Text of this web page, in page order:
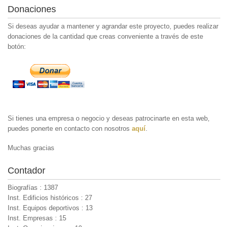
Donaciones
Si deseas ayudar a mantener y agrandar este proyecto, puedes realizar
donaciones de la cantidad que creas conveniente a través de este
botón:
Si tienes una empresa o negocio y deseas patrocinarte en esta web,
puedes ponerte en contacto con nosotros aquí
Muchas gracias
Contador
Biografías : 1387
Inst. Edificios históricos : 27
Inst. Equipos deportivos : 13
Inst. Empresas : 15